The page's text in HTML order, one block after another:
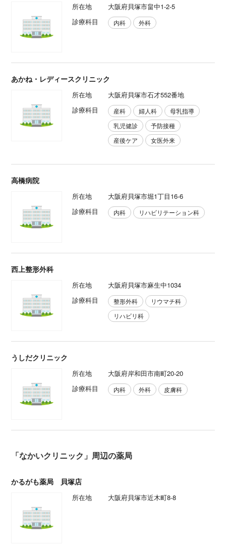
所在地
大阪府貝塚市畠中1-2-5
診療科目
内科 外科
あかね・レディースクリニック
所在地
大阪府貝塚市石才552番地
診療科目
産科 婦人科
母乳指導
乳児健診
予防接種
産後ケア
女医外来
高橋病院
所在地
大阪府貝塚市堀1丁目16-6
診療科目
内科 リハビリテーション科
西上整形外科
所在地
大阪府貝塚市麻生中1034
診療科目
整形外科
リウマチ科
リハビリ科
うしだクリニック
所在地
大阪府岸和田市南町20-20
診療科目
内科 外科 皮膚科
「なかいクリニック」周辺の薬局
かるがも薬局 貝塚店
所在地 大阪府貝塚市近木町8-8